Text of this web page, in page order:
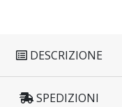
DESCRIZIONE
SPEDIZIONI